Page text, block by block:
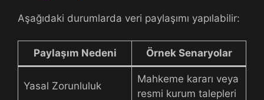
Aşağıdaki durumlarda veri paylaşımı yapılabilir:
Paylaşım Nedeni Örnek Senaryolar
Yasal Zorunluluk
Mahkeme kararı veya
resmi kurum talepleri